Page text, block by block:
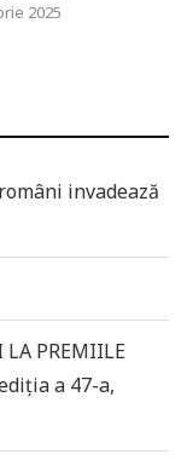
2025
invadează
PREMIILE
a 47-a,